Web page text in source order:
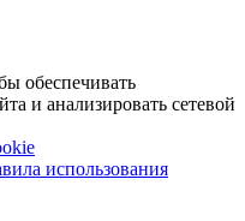
обеспечивать
и анализировать сетевой
использования